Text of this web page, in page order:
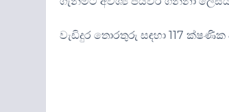
වැඩිදුර තොරතුරු සඳහා 117